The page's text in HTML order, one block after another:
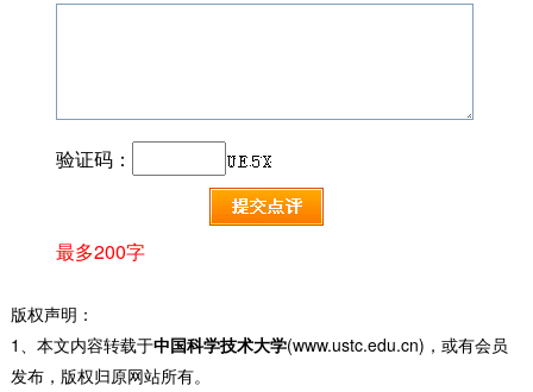
验证码：
最多200字
版权声明：
1、本文内容转载于中国科学技术大学(www.ustc.edu.cn)，或有会员
发布，版权归原网站所有。